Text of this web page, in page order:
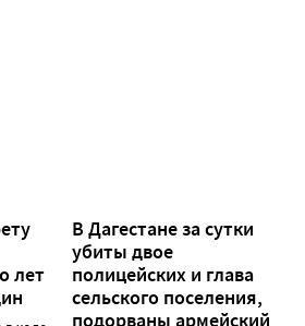
лет
В Дагестане за сутки
убиты двое
полицейских и глава
сельского поселения,
подорваны армейский